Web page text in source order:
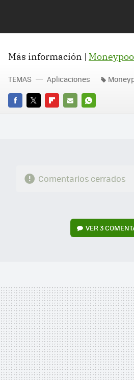
Más información |
FACEBOOK
TWITTERFLIPBOARD
E-
WHATSAPP
TEMAS Aplicaciones
Comentarios cerrados
VER3